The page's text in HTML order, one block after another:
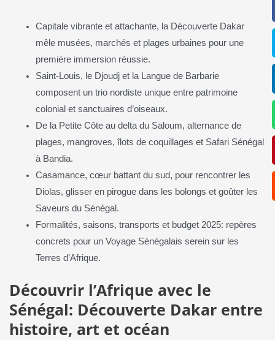
Capitale vibrante et attachante, la Découverte Dakar
mêle musées, marchés et plages urbaines pour une
première immersion réussie.
Saint‑Louis, le Djoudj et la Langue de Barbarie
composent un trio nordiste unique entre patrimoine
colonial et sanctuaires d’oiseaux.
De la Petite Côte au delta du Saloum, alternance de
plages, mangroves, îlots de coquillages et Safari Sénégal
à Bandia.
Casamance, cœur battant du sud, pour rencontrer les
Diolas, glisser en pirogue dans les bolongs et goûter les
Saveurs du Sénégal.
Formalités, saisons, transports et budget 2025: repères
concrets pour un Voyage Sénégalais serein sur les
Terres d’Afrique.
Découvrir l’Afrique avec le
Sénégal: Découverte Dakar entre
histoire, art et océan